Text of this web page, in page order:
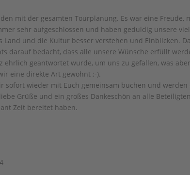
mit der gesamten Tourplanung. Es war eine Freude,
sehr aufgeschlossen und haben geduldig unsere
Land und die Kultur besser verstehen und Einblicken.
darauf bedacht, dass alle unsere Wünsche erfüllt
ehrlich geantwortet wurde, um uns zu gefallen, was
eine direkte Art gewöhnt ;-).
sofort wieder mit Euch gemeinsam buchen und werden
Grüße und ein großes Dankeschön an alle
Zeit bereitet haben.